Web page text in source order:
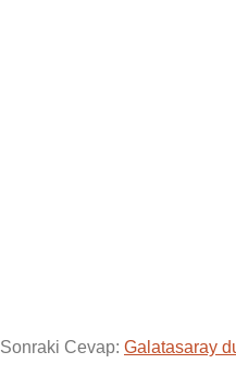
Sonraki Cevap: Galatasaray